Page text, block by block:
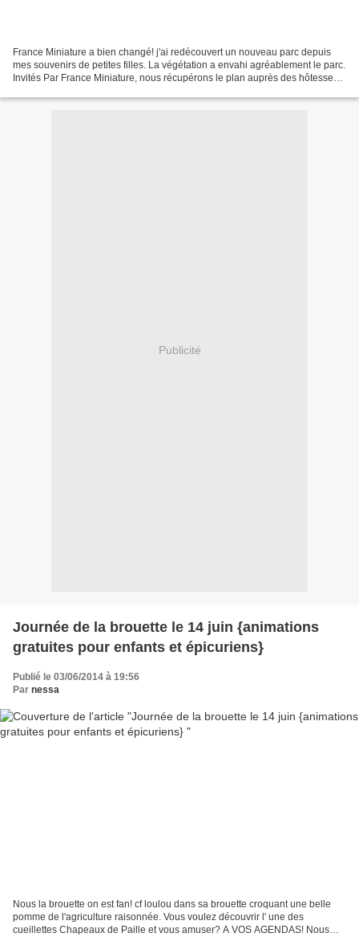
France Miniature a bien changé! j'ai redécouvert un nouveau parc depuis
mes souvenirs de petites filles. La végétation a envahi agréablement le parc.
Invités Par France Miniature, nous récupérons le plan auprès des hôtesses.
Publicité
Journée de la brouette le 14 juin {animations
gratuites pour enfants et épicuriens}
Publié le 03/06/2014 à 19:56
Par nessa
Nous la brouette on est fan! cf loulou dans sa brouette croquant une belle
pomme de l'agriculture raisonnée. Vous voulez découvrir l' une des
cueillettes Chapeaux de Paille et vous amuser? A VOS AGENDAS! Nous